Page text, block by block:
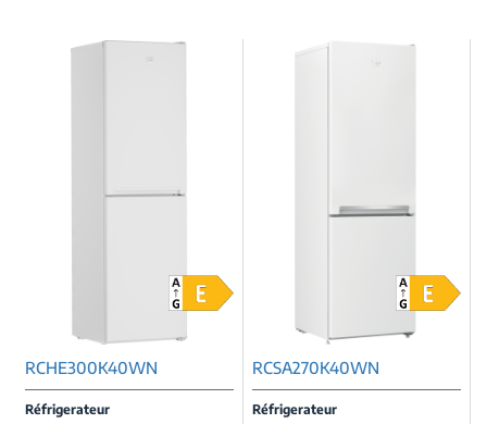
RCHE300K40WN
Réfrigerateur
RCSA270K40WN
Réfrigerateur